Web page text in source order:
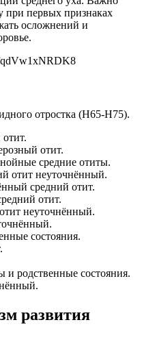
при первых признаках
осложнений и
qdVw1xNRDK8
отростка (Н65-Н75).
отит.
средние отиты.
отит неуточнённый.
средний отит.
отит.
неуточнённый.
состояния.
родственные состояния.
развития